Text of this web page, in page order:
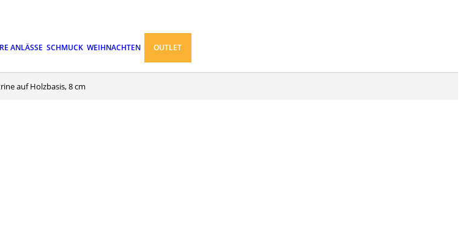
ANLÄSSE SCHMUCK WEIHNACHTEN OUTLET
auf Holzbasis, 8 cm